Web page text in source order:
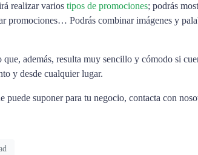
realizar varios tipos de promociones; podrás
promociones… Podrás combinar imágenes y
además, resulta muy sencillo y cómodo si
y desde cualquier lugar.
suponer para tu negocio, contacta con